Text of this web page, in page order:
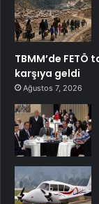
TBMM’de FETÖ
karşıya geldi
Ağustos 7, 2026